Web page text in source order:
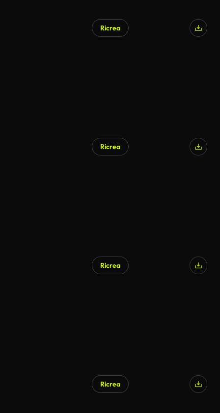
Ricrea
Ricrea
Ricrea
Ricrea